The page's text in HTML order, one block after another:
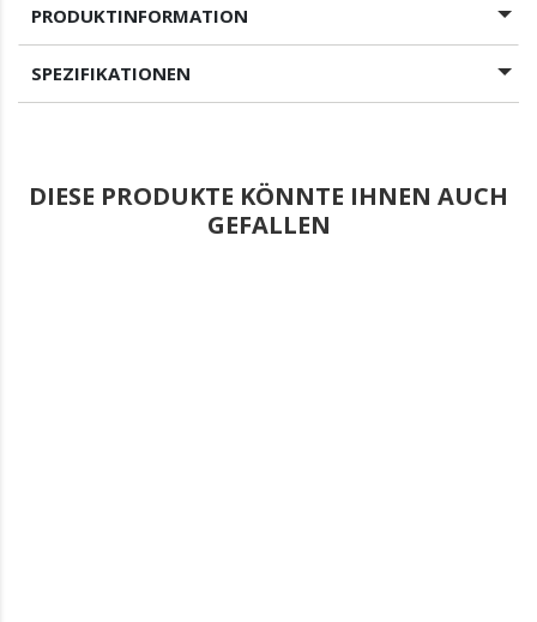
PRODUKTINFORMATION
SPEZIFIKATIONEN
DIESE PRODUKTE KÖNNTE IHNEN AUCH
GEFALLEN